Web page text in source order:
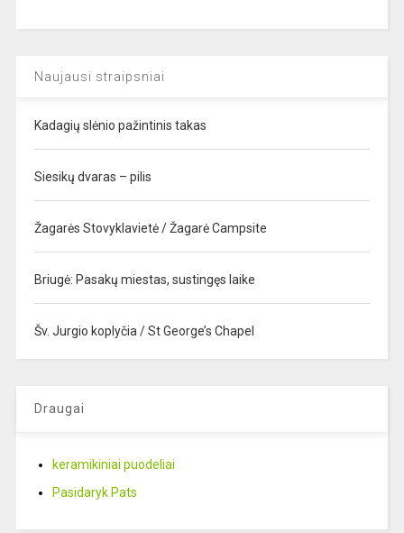
Naujausi straipsniai
Kadagių slėnio pažintinis takas
Siesikų dvaras – pilis
Žagarės Stovyklavietė / Žagarė Campsite
Briugė: Pasakų miestas, sustingęs laike
Šv. Jurgio koplyčia / St George’s Chapel
Draugai
keramikiniai puodeliai
Pasidaryk Pats